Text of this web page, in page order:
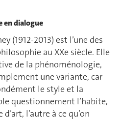
en dialogue
(1912-2013) est l’une des
au XXe siècle. Elle
de la phénoménologie,
une variante, car
le style et la
questionnement l’habite,
l’autre à ce qu’on